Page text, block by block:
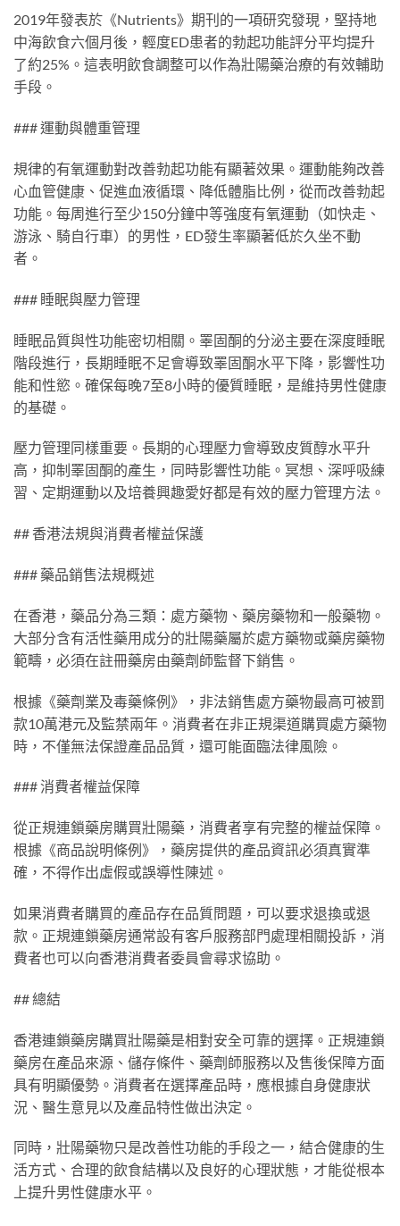
2019年發表於《Nutrients》期刊的一項研究發現，堅持地
中海飲食六個月後，輕度ED患者的勃起功能評分平均提升
了約25%。這表明飲食調整可以作為壯陽藥治療的有效輔助
手段。
### 運動與體重管理
規律的有氧運動對改善勃起功能有顯著效果。運動能夠改善
心血管健康、促進血液循環、降低體脂比例，從而改善勃起
功能。每周進行至少150分鐘中等強度有氧運動（如快走、
游泳、騎自行車）的男性，ED發生率顯著低於久坐不動
者。
### 睡眠與壓力管理
睡眠品質與性功能密切相關。睪固酮的分泌主要在深度睡眠
階段進行，長期睡眠不足會導致睪固酮水平下降，影響性功
能和性慾。確保每晚7至8小時的優質睡眠，是維持男性健康
的基礎。
壓力管理同樣重要。長期的心理壓力會導致皮質醇水平升
高，抑制睪固酮的產生，同時影響性功能。冥想、深呼吸練
習、定期運動以及培養興趣愛好都是有效的壓力管理方法。
## 香港法規與消費者權益保護
### 藥品銷售法規概述
在香港，藥品分為三類：處方藥物、藥房藥物和一般藥物。
大部分含有活性藥用成分的壯陽藥屬於處方藥物或藥房藥物
範疇，必須在註冊藥房由藥劑師監督下銷售。
根據《藥劑業及毒藥條例》，非法銷售處方藥物最高可被罰
款10萬港元及監禁兩年。消費者在非正規渠道購買處方藥物
時，不僅無法保證產品品質，還可能面臨法律風險。
### 消費者權益保障
從正規連鎖藥房購買壯陽藥，消費者享有完整的權益保障。
根據《商品說明條例》，藥房提供的產品資訊必須真實準
確，不得作出虛假或誤導性陳述。
如果消費者購買的產品存在品質問題，可以要求退換或退
款。正規連鎖藥房通常設有客戶服務部門處理相關投訴，消
費者也可以向香港消費者委員會尋求協助。
## 總結
香港連鎖藥房購買壯陽藥是相對安全可靠的選擇。正規連鎖
藥房在產品來源、儲存條件、藥劑師服務以及售後保障方面
具有明顯優勢。消費者在選擇產品時，應根據自身健康狀
況、醫生意見以及產品特性做出決定。
同時，壯陽藥物只是改善性功能的手段之一，結合健康的生
活方式、合理的飲食結構以及良好的心理狀態，才能從根本
上提升男性健康水平。